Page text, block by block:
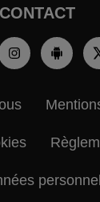
CONTACT